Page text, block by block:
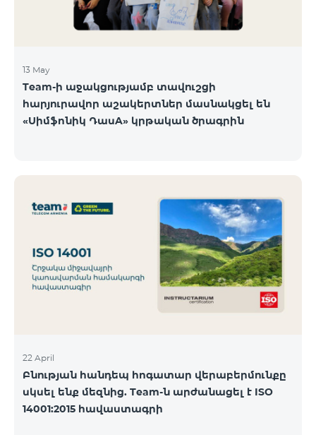
13 May
Team-ի աջակցությամբ տավուշցի
հարյուրավոր աշակերտներ մասնակցել են
«Սիմֆոնիկ ԴասA» կրթական ծրագրին
22 April
Բնության հանդեպ հոգատար վերաբերմունքը
սկսել ենք մեզնից. Team-ն արժանացել է ISO
14001:2015 հավաստագրի